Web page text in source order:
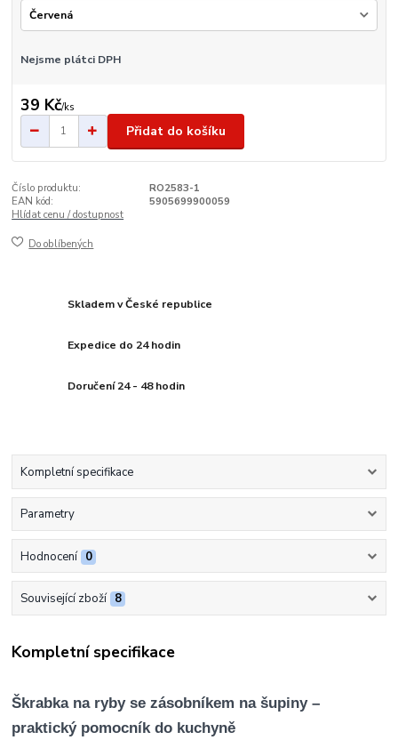
Nejsme plátci DPH
39 Kč/ks
Přidat do košíku
Číslo produktu:
RO2583-1
EAN kód:
5905699900059
Hlídat cenu / dostupnost
Do oblíbených
Skladem v České republice
Expedice do 24 hodin
Doručení 24 - 48 hodin
Kompletní specifikace
Parametry
Hodnocení 0
Související zboží 8
Kompletní specifikace
Škrabka na ryby se zásobníkem na šupiny –
praktický pomocník do kuchyně